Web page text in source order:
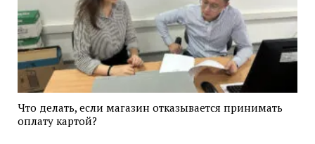
Что делать, если магазин отказывается принимать
оплату картой?